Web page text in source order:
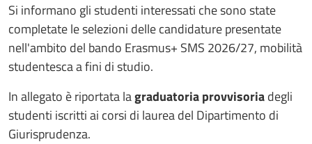
Si informano gli studenti interessati che sono state
completate le selezioni delle candidature presentate
nell'ambito del bando Erasmus+ SMS 2026/27, mobilità
studentesca a fini di studio.
In allegato è riportata lagraduatoria provvisoriadegli
studenti iscritti ai corsi di laurea del Dipartimento di
Giurisprudenza.